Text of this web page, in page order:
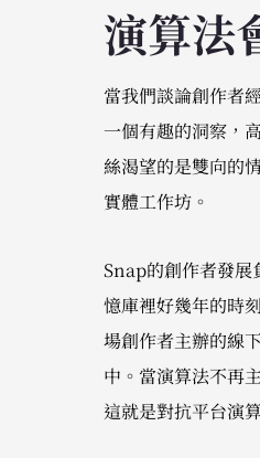
演算法
當我們談論創作
一個有趣的洞察，
絲渴望的是雙向的
實體工作坊。
Snap的創作者發
憶庫裡好幾年的時
場創作者主辦的線
中。當演算法不再
這就是對抗平台演